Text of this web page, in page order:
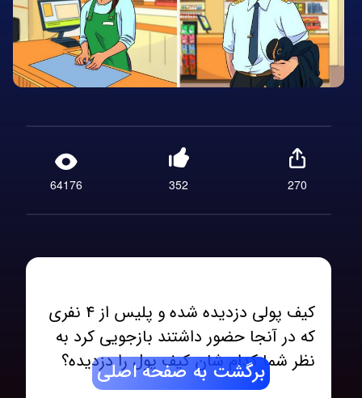
64176 352 270
کیف پولی دزدیده شده و پلیس از ۴ نفری
که در آنجا حضور داشتند بازجویی کرد به
برگشت به صفحه اصلی